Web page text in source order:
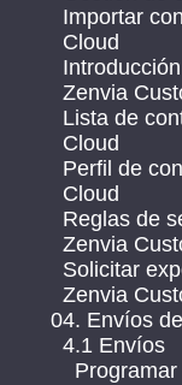
Importar
Cloud
Zenvia
Lista de
Cloud
Perfil de
Cloud
Reglas de
Zenvia
Solicitar
Zenvia
04. Envíos
4.1 Envíos